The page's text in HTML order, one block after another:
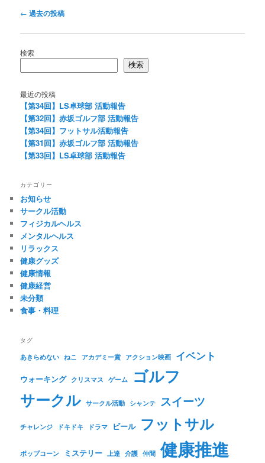
投
ナ
ビ
ゲ
ー
ョ
ン
← 過去の投稿
検索
検索
最近の投稿
【第34回】LS卓球部 活動報告
【第32回】赤坂ゴルフ部 活動報告
【第34回】フットサル活動報告
【第31回】赤坂ゴルフ部 活動報告
【第33回】LS卓球部 活動報告
カテゴリー
お知らせ
サークル活動
フィジカルヘルス
メンタルヘルス
リラックス
健康グッズ
健康情報
健康経営
未分類
食事・料理
タグ
あきらめない ねこ アカデミー賞 アクション映画 イベント
ウォーキング クリスマス ゲーム ゴルフ
サークル サークル活動 シャンテ スイーツ
チャレンジ ドキドキ ドラマ ビール フットサル
ポップコーン ミステリー 上達 介護 仲間 健康推進